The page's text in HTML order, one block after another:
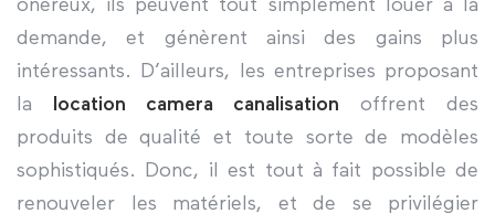
onéreux, ils peuvent tout simplement louer à la
demande, et génèrent ainsi des gains plus
intéressants. D’ailleurs, les entreprises proposant
la
location camera canalisation offrent des
produits de qualité et toute sorte de modèles
sophistiqués. Donc, il est tout à fait possible de
renouveler les matériels, et de se privilégier